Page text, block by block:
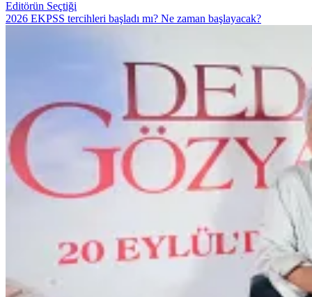
Editörün Seçtiği
2026 EKPSS tercihleri başladı mı? Ne zaman başlayacak?